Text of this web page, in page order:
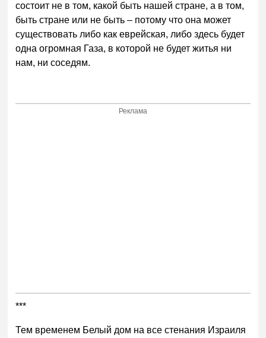
состоит не в том, какой быть нашей стране, а в том,
быть стране или не быть – потому что она может
существовать либо как еврейская, либо здесь будет
одна огромная Газа, в которой не будет житья ни
нам, ни соседям.
Реклама
***
Тем временем Белый дом на все стенания Израиля